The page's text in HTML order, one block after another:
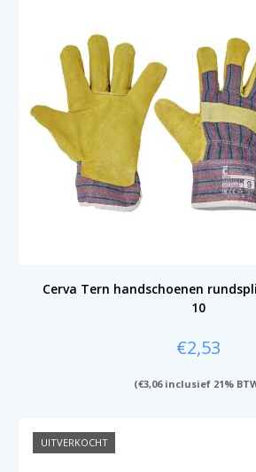
Cerva Tern handschoenen
10
€2,53
(€3,06inclusief 21%
UITVERKOCHT